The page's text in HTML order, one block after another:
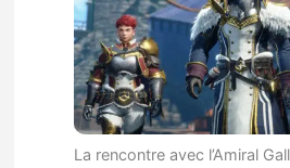
La rencontre avec l’Amiral